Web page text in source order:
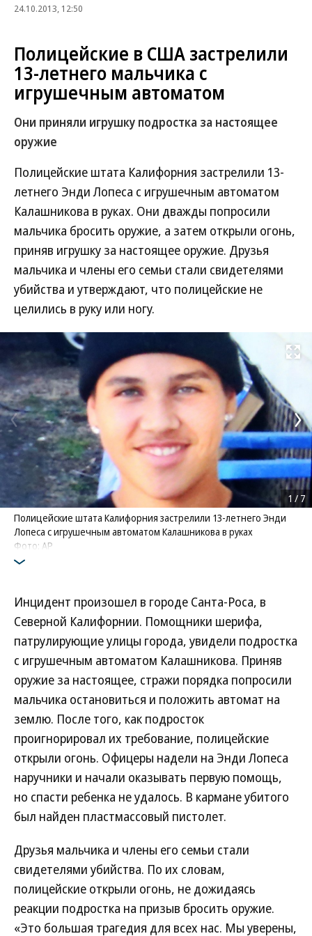
24.10.2013, 12:50
Полицейские в США застрелили
13-летнего мальчика с
игрушечным автоматом
Они приняли игрушку подростка за настоящее
оружие
Полицейские штата Калифорния застрелили 13-
летнего Энди Лопеса с игрушечным автоматом
Калашникова в руках. Они дважды попросили
мальчика бросить оружие, а затем открыли огонь,
приняв игрушку за настоящее оружие. Друзья
мальчика и члены его семьи стали свидетелями
убийства и утверждают, что полицейские не
целились в руку или ногу.
Развернуть
Полицейские штата Калифорния застрелили 13-летнего Энди
Лопеса с игрушечным автоматом Калашникова в руках
Фото: AP
1 / 7
Инцидент произошел в городе Санта-Роса, в
Северной Калифорнии. Помощники шерифа,
патрулирующие улицы города, увидели подростка
с игрушечным автоматом Калашникова. Приняв
оружие за настоящее, стражи порядка попросили
мальчика остановиться и положить автомат на
землю. После того, как подросток
проигнорировал их требование, полицейские
открыли огонь. Офицеры надели на Энди Лопеса
наручники и начали оказывать первую помощь,
но спасти ребенка не удалось. В кармане убитого
был найден пластмассовый пистолет.
Друзья мальчика и члены его семьи стали
свидетелями убийства. По их словам,
полицейские открыли огонь, не дожидаясь
реакции подростка на призыв бросить оружие.
«Это большая трагедия для всех нас. Мы уверены,